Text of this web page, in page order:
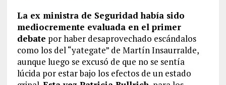
La ex ministra de Seguridad había sido
mediocremente evaluada en el primer
debate por haber desaprovechado escándalos
como los del “yategate” de Martín Insaurralde,
aunque luego se excusó de que no se sentía
lúcida por estar bajo los efectos de un estado